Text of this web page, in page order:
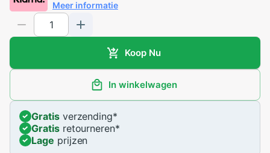
Meer informatie
Koop Nu
In winkelwagen
Gratisverzending*
Gratisretourneren*
Lage prijzen